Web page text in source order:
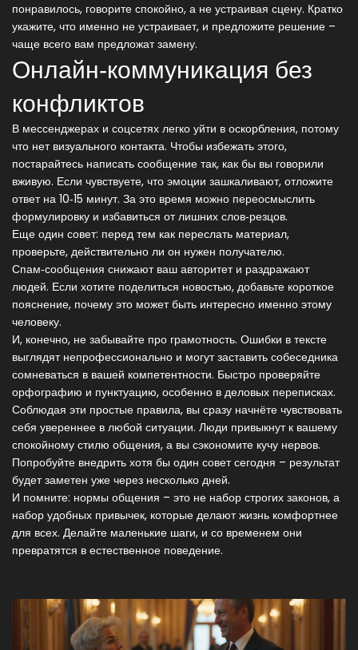
понравилось, говорите спокойно, а не устраивая сцену. Кратко
укажите, что именно не устраивает, и предложите решение –
чаще всего вам предложат замену.
Онлайн‑коммуникация без
конфликтов
В мессенджерах и соцсетях легко уйти в оскорбления, потому
что нет визуального контакта. Чтобы избежать этого,
постарайтесь написать сообщение так, как бы вы говорили
вживую. Если чувствуете, что эмоции зашкаливают, отложите
ответ на 10‑15 минут. За это время можно переосмыслить
формулировку и избавиться от лишних слов‑резцов.
Еще один совет: перед тем как переслать материал,
проверьте, действительно ли он нужен получателю.
Спам‑сообщения снижают ваш авторитет и раздражают
людей. Если хотите поделиться новостью, добавьте короткое
пояснение, почему это может быть интересно именно этому
человеку.
И, конечно, не забывайте про грамотность. Ошибки в тексте
выглядят непрофессионально и могут заставить собеседника
сомневаться в вашей компетентности. Быстро проверяйте
орфографию и пунктуацию, особенно в деловых переписках.
Соблюдая эти простые правила, вы сразу начнёте чувствовать
себя увереннее в любой ситуации. Люди привыкнут к вашему
спокойному стилю общения, а вы сэкономите кучу нервов.
Попробуйте внедрить хотя бы один совет сегодня – результат
будет заметен уже через несколько дней.
И помните: нормы общения – это не набор строгих законов, а
набор удобных привычек, которые делают жизнь комфортнее
для всех. Делайте маленькие шаги, и со временем они
превратятся в естественное поведение.